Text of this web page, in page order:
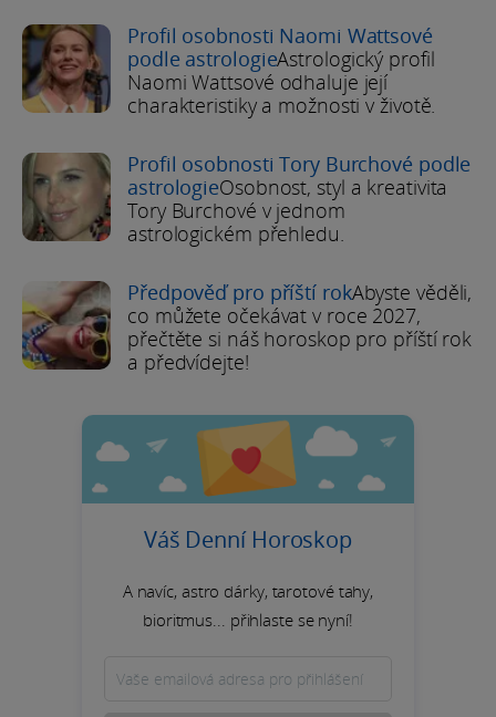
Profil osobnosti Naomi Wattsové
podle astrologieAstrologický profil
Naomi Wattsové odhaluje její
charakteristiky a možnosti v životě.
Profil osobnosti Tory Burchové podle
astrologieOsobnost, styl a kreativita
Tory Burchové v jednom
astrologickém přehledu.
Předpověď pro příští rokAbyste věděli,
co můžete očekávat v roce 2027,
přečtěte si náš horoskop pro příští rok
a předvídejte!
Váš Denní Horoskop
A navíc, astro dárky, tarotové tahy,
bioritmus... přihlaste se nyní!